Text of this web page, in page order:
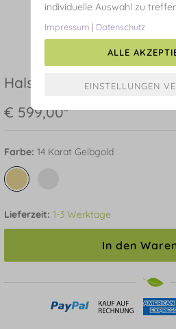
Halskette Barock Pearls,
€ 599,00*
Farbe: 14 Karat Gelbgold
Lieferzeit: 1-3 Werktage
In den
individuelle Auswahl zu
Impressum | Datenschutz
ALLE